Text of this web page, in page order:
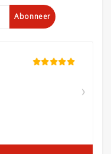
Abonneer